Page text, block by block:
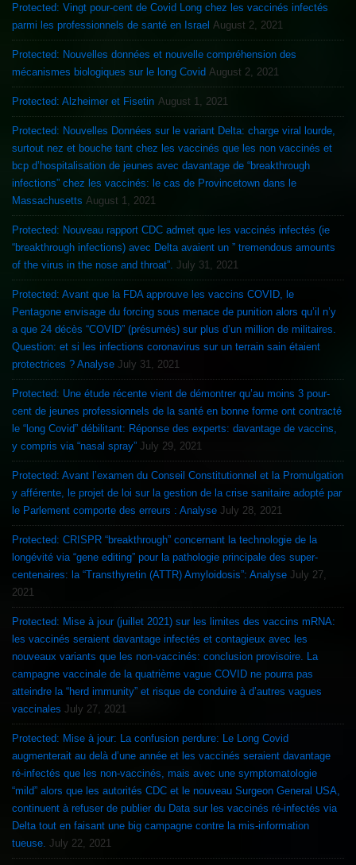
Protected: Vingt pour-cent de Covid Long chez les vaccinés infectés
parmi les professionnels de santé en Israel August 2, 2021
Protected: Nouvelles données et nouvelle compréhension des
mécanismes biologiques sur le long Covid August 2, 2021
Protected: Alzheimer et Fisetin August 1, 2021
Protected: Nouvelles Données sur le variant Delta: charge viral lourde,
surtout nez et bouche tant chez les vaccinés que les non vaccinés et
bcp d’hospitalisation de jeunes avec davantage de “breakthrough
infections” chez les vaccinés: le cas de Provincetown dans le
Massachusetts August 1, 2021
Protected: Nouveau rapport CDC admet que les vaccinés infectés (ie
“breakthrough infections) avec Delta avaient un ” tremendous amounts
of the virus in the nose and throat”. July 31, 2021
Protected: Avant que la FDA approuve les vaccins COVID, le
Pentagone envisage du forcing sous menace de punition alors qu’il n’y
a que 24 décès “COVID” (présumés) sur plus d’un million de militaires.
Question: et si les infections coronavirus sur un terrain sain étaient
protectrices ? Analyse July 31, 2021
Protected: Une étude récente vient de démontrer qu’au moins 3 pour-
cent de jeunes professionnels de la santé en bonne forme ont contracté
le “long Covid” débilitant: Réponse des experts: davantage de vaccins,
y compris via “nasal spray” July 29, 2021
Protected: Avant l’examen du Conseil Constitutionnel et la Promulgation
y afférente, le projet de loi sur la gestion de la crise sanitaire adopté par
le Parlement comporte des erreurs : Analyse July 28, 2021
Protected: CRISPR “breakthrough” concernant la technologie de la
longévité via “gene editing” pour la pathologie principale des super-
centenaires: la “Transthyretin (ATTR) Amyloidosis”: Analyse July 27,
2021
Protected: Mise à jour (juillet 2021) sur les limites des vaccins mRNA:
les vaccinés seraient davantage infectés et contagieux avec les
nouveaux variants que les non-vaccinés: conclusion provisoire. La
campagne vaccinale de la quatrième vague COVID ne pourra pas
atteindre la “herd immunity” et risque de conduire à d’autres vagues
vaccinales July 27, 2021
Protected: Mise à jour: La confusion perdure: Le Long Covid
augmenterait au delà d’une année et les vaccinés seraient davantage
ré-infectés que les non-vaccinés, mais avec une symptomatologie
“mild” alors que les autorités CDC et le nouveau Surgeon General USA,
continuent à refuser de publier du Data sur les vaccinés ré-infectés via
Delta tout en faisant une big campagne contre la mis-information
tueuse. July 22, 2021